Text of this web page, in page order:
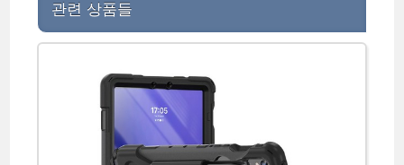
관련 상품들